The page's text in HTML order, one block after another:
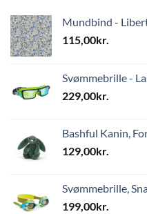
Mundbind -
115,00kr.
Svømmebrille -
229,00kr.
Bashful Kanin,
129,00kr.
Svømmebrille,
199,00kr.